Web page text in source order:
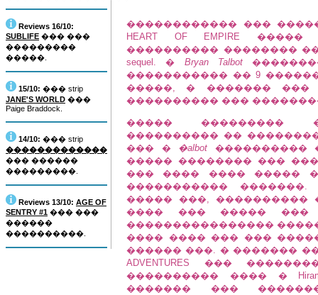
Reviews 16/10:
SUBLIFE ��� ���
���������
�����.
15/10: ��� strip
JANE'S WORLD ���
Paige Braddock.
14/10: ��� strip
�������������
��� ������
���������.
Reviews 13/10: AGE OF
SENTRY #1 ��� ���
������
����������.
������������ ��� ����� ���
HEART OF EMPIRE
���������� ��������
sequel. � Bryan Talbot
����������� �� 9
�����, � ������� ���
���������� ���
����� ���������
���������� ��
��� � �albot ����������
����� �������� ���
��� ���� ���� �����
�����������
����� ���, ����������
���� ��� ����� ���
����������������
���� ���� ��� ���
������ ���. � �������
ADVENTURES ���
���������� ���� �
������� ���